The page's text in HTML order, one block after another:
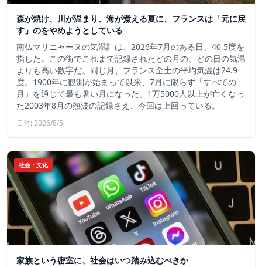
森が焼け、川が温まり、海が煮える夏に、フランスは「元に戻
す」のをやめようとしている
南仏マリニャーヌの気温計は、2026年7月のある日、40.5度を
指した。この街でこれまで記録されたどの月の、どの日の気温
よりも高い数字だ。同じ月、フランス全土の平均気温は24.9
度。1900年に観測が始まって以来、7月に限らず「すべての
月」を通じて最も暑い月になった。1万5000人以上が亡くなっ
た2003年8月の熱波の記録さえ、今回は上回っている。
日付: 2026/8/5
社会・文化
家族という密室に、社会はいつ踏み込むべきか